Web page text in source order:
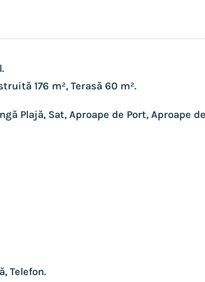
176 m², Terasă 60 m².
Plajă, Sat, Aproape de Port, Aproape
Telefon.